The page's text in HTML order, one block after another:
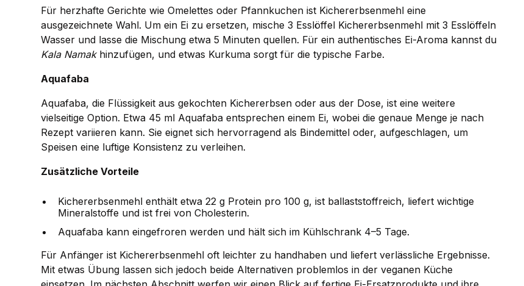
Für herzhafte Gerichte wie Omelettes oder Pfannkuchen ist Kichererbsenmehl eine
ausgezeichnete Wahl. Um ein Ei zu ersetzen, mische 3 Esslöffel Kichererbsenmehl mit 3 Esslöffeln
Wasser und lasse die Mischung etwa 5 Minuten quellen. Für ein authentisches Ei-Aroma kannst du
Kala Namakhinzufügen, und etwas Kurkuma sorgt für die typische Farbe.
Aquafaba
Aquafaba, die Flüssigkeit aus gekochten Kichererbsen oder aus der Dose, ist eine weitere
vielseitige Option. Etwa 45 ml Aquafaba entsprechen einem Ei, wobei die genaue Menge je nach
Rezept variieren kann. Sie eignet sich hervorragend als Bindemittel oder, aufgeschlagen, um
Speisen eine luftige Konsistenz zu verleihen.
Zusätzliche Vorteile
Kichererbsenmehl enthält etwa 22 g Protein pro 100 g, ist ballaststoffreich, liefert wichtige
Mineralstoffe und ist frei von Cholesterin.
Aquafaba kann eingefroren werden und hält sich im Kühlschrank 4–5 Tage.
Für Anfänger ist Kichererbsenmehl oft leichter zu handhaben und liefert verlässliche Ergebnisse.
Mit etwas Übung lassen sich jedoch beide Alternativen problemlos in der veganen Küche